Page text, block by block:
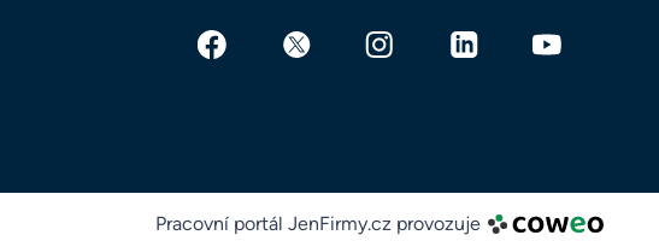
Pracovní portál JenFirmy.cz provozuje